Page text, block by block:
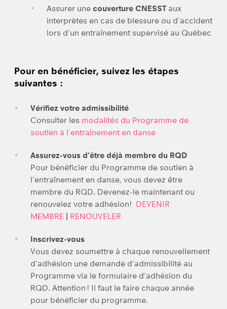
Assurer une couverture CNESSTaux
interprètes en cas de blessure ou d’accident
lors d’un entraînement supervisé au Québec
Pour en bénéficier, suivez les étapes
suivantes :
Vérifiez votre admissibilité
Consulter les modalités du Programme de
soutien à l’entraînement en danse
Assurez-vous d’être déjà membre du RQD
Pour bénéficier du Programme de soutien à
l’entraînement en danse, vous devez être
membre du RQD. Devenez-le maintenant ou
renouvelez votre adhésion! DEVENIR
MEMBRE | RENOUVELER
Inscrivez-vous
Vous devez soumettre à chaque renouvellement
d’adhésion une demande d’admissibilité au
Programme via le formulaire d’adhésion du
RQD. Attention ! Il faut le faire chaque année
pour bénéficier du programme.